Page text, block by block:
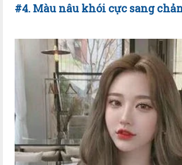
#4. Màu nâu khói cực sang